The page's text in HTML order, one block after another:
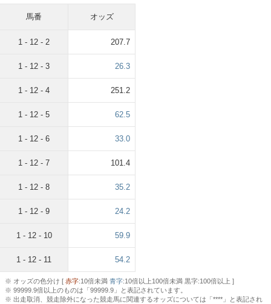
馬番 オッズ
1 - 12 - 2 207.7
1 - 12 - 3 26.3
1 - 12 - 4 251.2
1 - 12 - 5 62.5
1 - 12 - 6 33.0
1 - 12 - 7 101.4
1 - 12 - 8 35.2
1 - 12 - 9 24.2
1 - 12 - 10 59.9
1 - 12 - 11 54.2
※ オッズの色分け [ 赤字:10倍未満 青字:10倍以上100倍未満 黒字:100倍以上 ]
※ 99999.9倍以上のものは「99999.9」と表記されています。
※ 出走取消、競走除外になった競走馬に関連するオッズについては「****」と表記され